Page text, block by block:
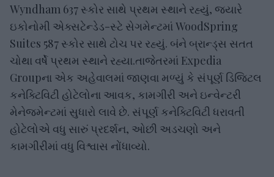
Wyndham 637 સ્કોર સાથે પ્રથમ સ્થાને રહ્યું, જ્યારે
ઇકોનોમી એક્સટેન્ડેડ-સ્ટે સેગમેન્ટમાં WoodSpring
Suites 587 સ્કોર સાથે ટોચ પર રહ્યું. બંને બ્રાન્ડ્સ સતત
ચોથા વર્ષે પ્રથમ સ્થાને રહ્યા.તાજેતરમાં Expedia
Groupના એક અહેવાલમાં જાણવા મળ્યું કે સંપૂર્ણ ડિજિટલ
કનેક્ટિવિટી હોટેલોના આવક, કામગીરી અને ઇન્વેન્ટરી
મેનેજમેન્ટમાં સુધારો લાવે છે. સંપૂર્ણ કનેક્ટિવિટી ધરાવતી
હોટેલોએ વધુ સારું પ્રદર્શન, ઓછી અડચણો અને
કામગીરીમાં વધુ વિશ્વાસ નોંધાવ્યો.